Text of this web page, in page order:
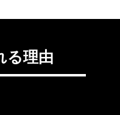
る理由